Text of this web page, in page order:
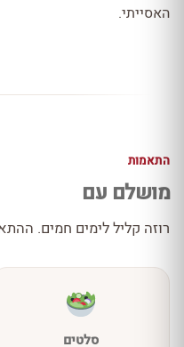
האסייתי.
התאמות
מושלם עם
רוזה קליל לימים חמים.
סלטים